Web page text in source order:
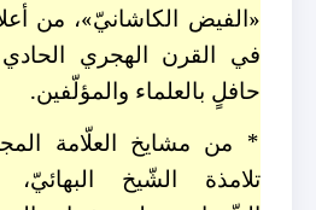
«الفيض الكاشانيّ»، من
في القرن الهجري
حافلٍ بالعلماء والمؤلّفين.
* من مشايخ العلّامة
تلامذة الشّيخ